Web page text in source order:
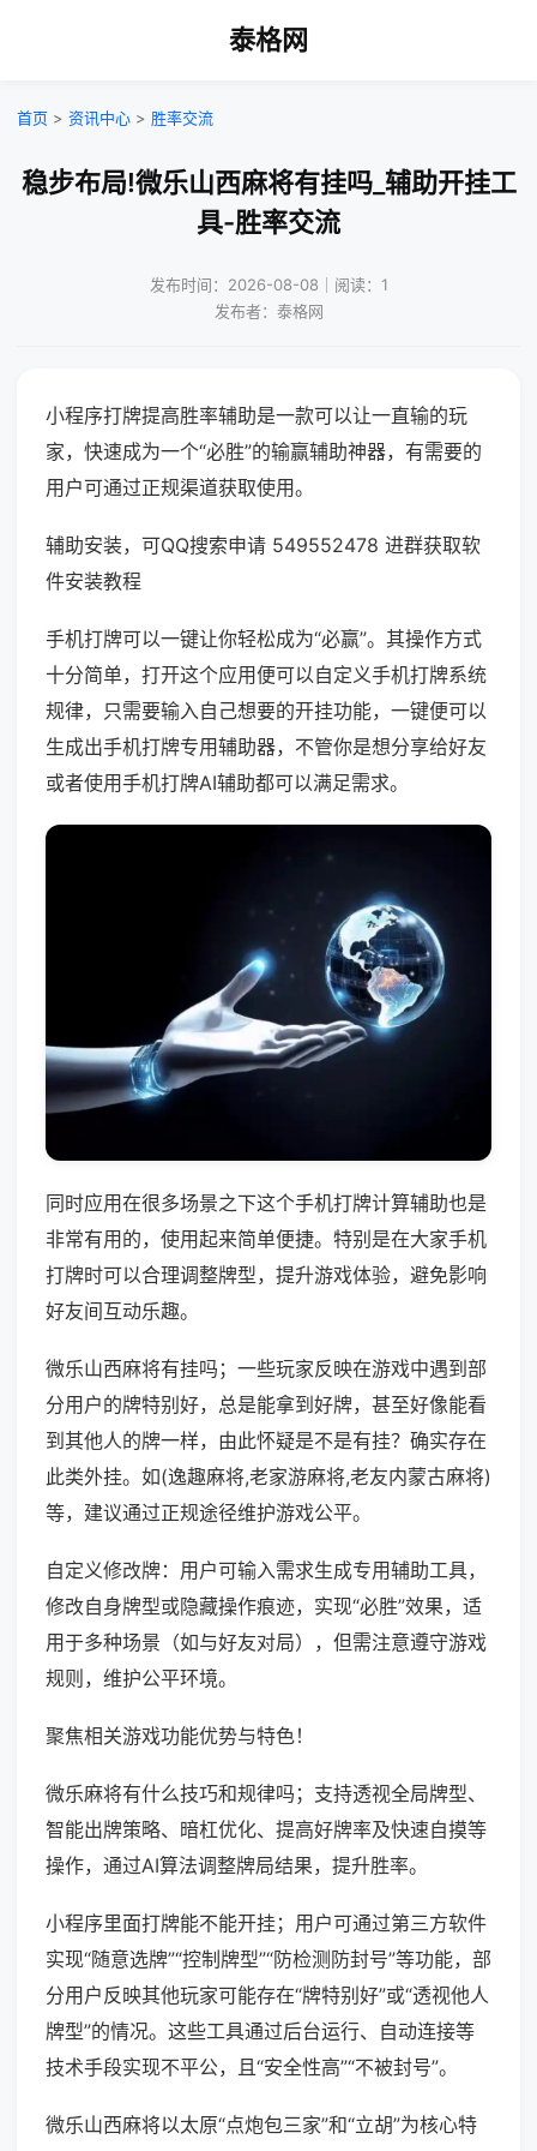
泰格网
首页 > 资讯中心 > 胜率交流
稳步布局!微乐山西麻将有挂吗_辅助开挂工
具-胜率交流
发布时间：2026-08-08｜阅读：1
发布者：泰格网
小程序打牌提高胜率辅助是一款可以让一直输的玩
家，快速成为一个“必胜”的输赢辅助神器，有需要的
用户可通过正规渠道获取使用。
辅助安装，可QQ搜索申请 549552478 进群获取软
件安装教程
手机打牌可以一键让你轻松成为“必赢”。其操作方式
十分简单，打开这个应用便可以自定义手机打牌系统
规律，只需要输入自己想要的开挂功能，一键便可以
生成出手机打牌专用辅助器，不管你是想分享给好友
或者使用手机打牌AI辅助都可以满足需求。
同时应用在很多场景之下这个手机打牌计算辅助也是
非常有用的，使用起来简单便捷。特别是在大家手机
打牌时可以合理调整牌型，提升游戏体验，避免影响
好友间互动乐趣。
微乐山西麻将有挂吗；一些玩家反映在游戏中遇到部
分用户的牌特别好，总是能拿到好牌，甚至好像能看
到其他人的牌一样，由此怀疑是不是有挂？确实存在
此类外挂。如(逸趣麻将,老家游麻将,老友内蒙古麻将)
等，建议通过正规途径维护游戏公平。
自定义修改牌：用户可输入需求生成专用辅助工具，
修改自身牌型或隐藏操作痕迹，实现“必胜”效果，适
用于多种场景（如与好友对局），但需注意遵守游戏
规则，维护公平环境。
聚焦相关游戏功能优势与特色！
微乐麻将有什么技巧和规律吗；支持透视全局牌型、
智能出牌策略、暗杠优化、提高好牌率及快速自摸等
操作，通过AI算法调整牌局结果，提升胜率。
小程序里面打牌能不能开挂；用户可通过第三方软件
实现“随意选牌”“控制牌型”“防检测防封号”等功能，部
分用户反映其他玩家可能存在“牌特别好”或“透视他人
牌型”的情况。这些工具通过后台运行、自动连接等
技术手段实现不平公，且“安全性高”“不被封号”。
微乐山西麻将以太原“点炮包三家”和“立胡”为核心特